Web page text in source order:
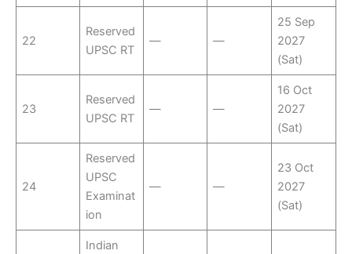
22
Reserved
UPSC RT
— —
25 Sep
2027
(Sat)
23
Reserved
UPSC RT
— —
16 Oct
2027
(Sat)
24
Reserved
UPSC
Examinat
ion
— —
23 Oct
2027
(Sat)
Indian